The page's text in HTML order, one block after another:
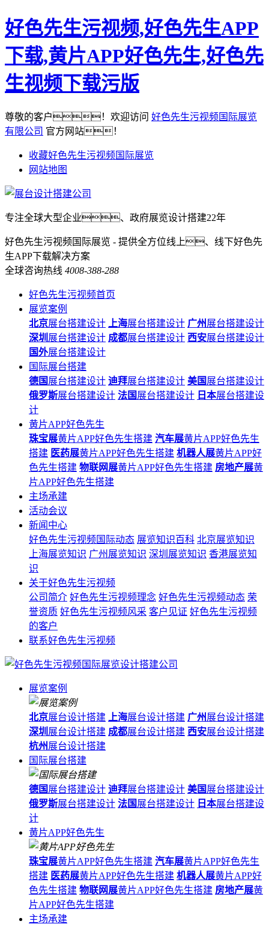
好色先生污视频,好色先生APP
下载,黄片APP好色先生,好色先
生视频下载污版
尊敬的客户！欢迎访问 好色先生污视频国际展览
有限公司 官方网站！
收藏好色先生污视频国际展览
网站地图
专注全球大型企业、政府展览设计搭建22年
好色先生污视频国际展览 - 提供全方位线上、线下好色先
生APP下载解决方案
全球咨询热线 4008-388-288
好色先生污视频首页
展览案例
北京展台搭建设计 上海展台搭建设计 广州展台搭建设计
深圳 展台搭建设计 成都展台搭建设计 西安展台搭建设计
国外展台搭建设计
国际展台搭建
德国 展台搭建设计 迪拜展台搭建设计 美国 展台搭建设计
俄罗斯展台搭建设计 法国 展台搭建设计 日本展台搭建设
计
黄片APP好色先生
珠宝展黄片APP好色先生搭建 汽车展黄片APP好色先生
搭建 医药展黄片APP好色先生搭建 机器人展黄片APP好
色先生搭建 物联网展黄片APP好色先生搭建 房地产展黄
片APP好色先生搭建
主场承建
活动会议
新闻中心
好色先生污视频国际动态 展览知识百科 北京展览知识
上海展览知识 广州展览知识 深圳展览知识 香港展览知
识
关于好色先生污视频
公司简介 好色先生污视频理念 好色先生污视频动态 荣
誉资质 好色先生污视频风采 客户见证 好色先生污视频
的客户
联系好色先生污视频
展览案例
北京展台设计搭建 上海展台设计搭建 广州展台设计搭建
深圳 展台设计搭建 成都展台设计搭建 西安展台设计搭建
杭州展台设计搭建
国际展台搭建
德国 展台搭建设计 迪拜展台搭建设计 美国 展台搭建设计
俄罗斯展台搭建设计 法国 展台搭建设计 日本展台搭建设
计
黄片APP好色先生
珠宝展黄片APP好色先生搭建 汽车展黄片APP好色先生
搭建 医药展黄片APP好色先生搭建 机器人展黄片APP好
色先生搭建 物联网展黄片APP好色先生搭建 房地产展黄
片APP好色先生搭建
主场承建